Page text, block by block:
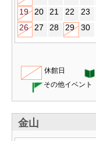
19
20 21 22 23
26
27 28 29 30
休館日
その他イベント
金山